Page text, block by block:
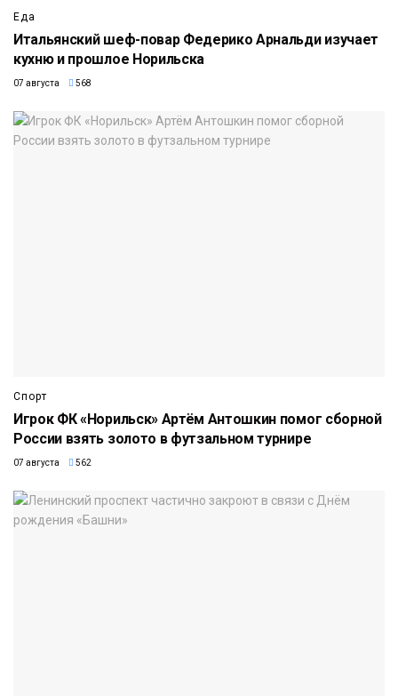
Еда
Итальянский шеф-повар Федерико Арнальди изучает
кухню и прошлое Норильска
07 августа 568
Спорт
Игрок ФК «Норильск» Артём Антошкин помог сборной
России взять золото в футзальном турнире
07 августа 562